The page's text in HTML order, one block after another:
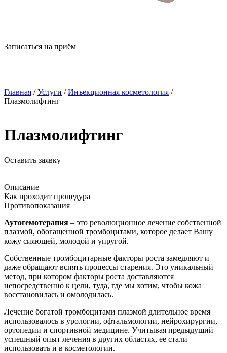
Записаться на приём
Главная /Услуги /Инъекционная косметология /
Плазмолифтинг
Плазмолифтинг
Оставить заявку
Описание
Как проходит процедура
Противопоказания
Аутогемотерапия – это революционное лечение собственной
плазмой, обогащенной тромбоцитами, которое делает Вашу
кожу сияющей, молодой и упругой.
Собственные тромбоцитарные факторы роста замедляют и
даже обращают вспять процессы старения. Это уникальный
метод, при котором факторы роста доставляются
непосредственно к цели, туда, где мы хотим, чтобы кожа
восстановилась и омолодилась.
Лечение богатой тромбоцитами плазмой длительное время
использовалось в урологии, офтальмологии, нейрохирургии,
ортопедии и спортивной медицине. Учитывая предыдущий
успешный опыт лечения в других областях, ее стали
использовать и в косметологии.